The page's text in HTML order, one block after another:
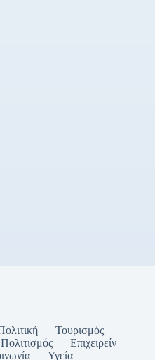
Τουρισμός
Πολιτισμός
Επιχειρείν
Υγεία